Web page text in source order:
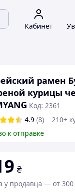
Кабинет
рамен
курицы
Код: 2361
4.9 (8)
210+
к отправке
₴
у продавца — от 300